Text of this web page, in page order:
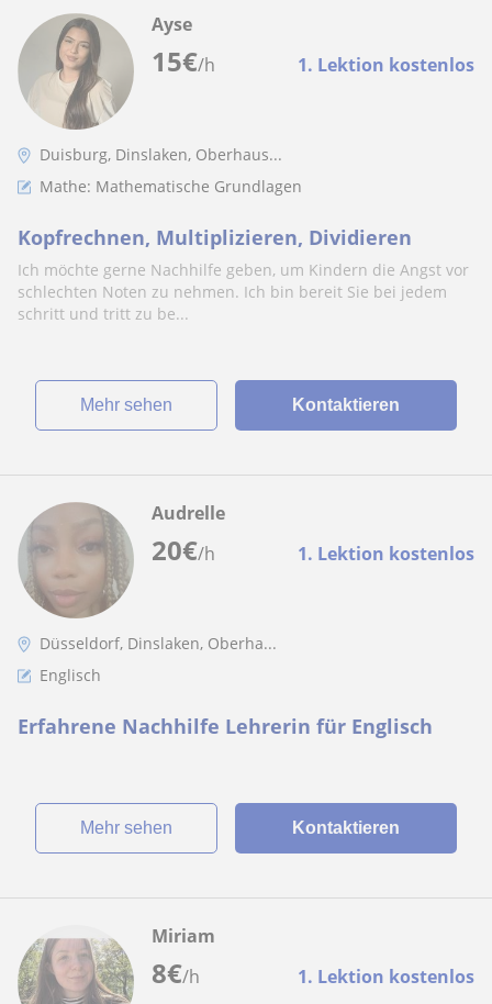
15€/h 1. Lektion kostenlos
Ayse
Duisburg, Dinslaken, Oberhaus...
Mathe: Mathematische Grundlagen
Kopfrechnen, Multiplizieren, Dividieren
Ich möchte gerne Nachhilfe geben, um Kindern die Angst vor
schlechten Noten zu nehmen. Ich bin bereit Sie bei jedem
schritt und tritt zu be...
Mehr sehen Kontaktieren
20€/h 1. Lektion kostenlos
Audrelle
Düsseldorf, Dinslaken, Oberha...
Englisch
Erfahrene Nachhilfe Lehrerin für Englisch
Mehr sehen Kontaktieren
8€/h 1. Lektion kostenlos
Miriam